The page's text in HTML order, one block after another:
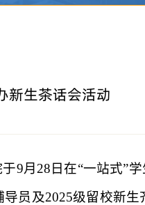
新生茶话会活动
9月28日在“一站式”
员及2025级留校新